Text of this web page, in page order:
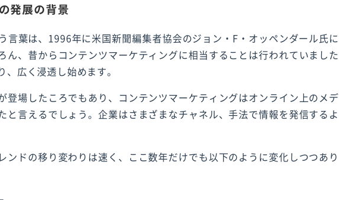
発展の背景
言葉は、1996年に米国新聞編集者協会のジョン・F・オッペンダール氏に
ん、昔からコンテンツマーケティングに相当することは行われていました
広く浸透し始めます。
登場したころでもあり、コンテンツマーケティングはオンライン上のメデ
と言えるでしょう。企業はさまざまなチャネル、手法で情報を発信するよ
ンドの移り変わりは速く、ここ数年だけでも以下のように変化しつつあり